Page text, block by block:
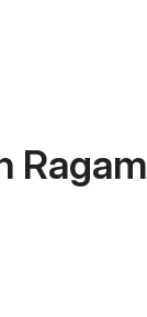
Ragam